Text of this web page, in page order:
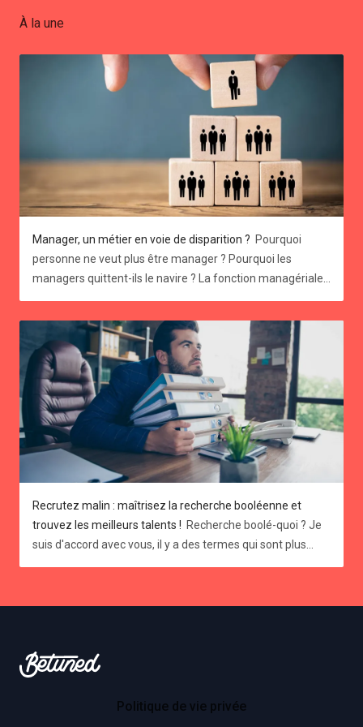
aussi nous contacter : amelie@betuned.be ou
0474548989
À la une
Manager, un métier en voie de disparition ? Pourquoi personne ne veut plus être manager ? Pourquoi les managers quittent-ils le navire ? La fonction managériale traverse actuellement une crise existentielle. En effet, un cadre sur cinq ne souhaite plus exercer de fonction d'encadrement, et ce chiffre monte à 70% chez les salariés qui ne veulent jamais devenir manager. Ces tendances sont encore plus prononcées chez la nouvelle génération, la fameuse Gen Z. Vous pourriez penser que vos offres d'emploi, parsemées de mots tels que "leadership", "coordination", "encadrement", ou de phrases comme "vous recruterez votre propre équipe", attirent davantage de talents. Mais en réalité, ce n'est pas si sûr. 👍 Pour ma génération, arrivée sur le marché du travail au début des années 2000, le management était perçu comme un objectif, un Graal, un accomplissement. Cependant, les vocations managériales se font de plus en plus rares. Pourquoi une telle indifférence, une telle désaffection pour le management d’équipe ? Comment l’imaginaire représentatif des jeunes cadres a-t-il pu en arriver là ? Et surtout, comment (re)donner envie pour les rôles d’encadrement en entreprise ? Quatre raisons pour lesquelles devenir manager ne fait plus autant rêver qu’avant 1. Une surcharge de travail et le poids des responsabilités Le rôle de manager est de plus en plus perçu comme stressant, principalement en raison de l'accélération du changement dans le contexte économique. Nous évoluons désormais dans un environnement VICA (Volatile, Incertain, Complexe et Ambigu), ce qui peut susciter des inquiétudes légitimes. → Concrètement, la pertinence des décisions stratégiques prises par un manager aujourd'hui n'est plus garantie. Les données et les situations peuvent évoluer rapidement, comme nous l'avons vu avec la crise du Covid et l'introduction de l'IA dans le monde professionnel. La gestion des équipes exige également des compétences en communication et en gestion des conflits, ce qui peut être source de stress pour ceux qui ne se sentent pas à l'aise dans ces domaines. 😥 L'ensemble de ces facteurs peut amener certains salariés à renoncer à des postes de management au profit de rôles moins exposés et moins contraignants, en attendant des jours meilleur s. 2 - L'autonomie des collaborateurs Les pratiques de travail évoluent vers des modèles moins hiérarchiques, où la décision n'est plus uniquement entre les mains des responsables, mais partagée de manière horizontale et transversale. On parle de désilotage des départements au sein d’une entreprise, d’équipes pluridisciplinaires. → Aux avants postes de cette mutation profonde, les équipes de développement informatique qui utilisent des méthodologies de type “agile”, et pour lesquelles les managers sont devenus des Scrum Masters, c’est-à-dire des facilitateurs plutôt que des donneurs d’ordre. Cette approche offre aux collaborateurs une plus grande liberté, sans la contrainte de devoir superviser les autres. Cette autonomie accrue leur permet de prendre des décisions plus facilement. Cependant, cette liberté peut parfois être un obstacle à leur engagement et à leur motivation, car elle peut entraîner une certaine distance et un sentiment de perte de lien avec l'équipe et l'entreprise. “Le télétravail a entamé la notion d’appartenance à l’entreprise, et poussé vers l’individualisme”, François Dupuy, sociologue du travail. 3 - La remise en question de l'image du métier de manager et de son prestige Traditionnellement perçu comme prestigieux, le rôle de manager est également associé à des responsabilités et un niveau de stress élevé. Cependant, les attentes vis-à-vis du travail ont considérablement évolué. En 2024, tant les collaborateurs que les managers recherchent des postes offrant un meilleur équilibre entre vie professionnelle et personnelle. Ils sont moins enclins à sacrifier leur bien-être et leur qualité de vie pour gravir les échelons hiérarchiques. → Cette transformation des attentes peut expliquer la baisse d'attrait pour les rôles de management. En effet, ces postes ne répondent pas toujours aux nouvelles priorités des travailleurs, axées sur le bien-être, l'équilibre et l'épanouissement au travail. Cette évolution de la perception du métier de manager reflète une prise de conscience plus générale de l'importance de la santé mentale et du bien-être dans l'environnement professionnel. 4 - La fidélisation par le management au sein des entreprises Le concept de carrière ne se limite plus à l'évolution dans la hiérarchie ou au maintien dans le même domaine d'activité. Brandir la carotte du management d'équipe est moins efficace qu'auparavant. Avec moins de carrières linéaires, les parcours professionnels suivent des chemins plus variés, influencés par des facteurs tels qu'internet et l'entrepreneuriat. Cette tendance s'est accentuée pendant la crise sanitaire, où de nombreux collaborateurs et managers ont décidé de changer de voie pour trouver une meilleure adéquation entre leurs valeurs personnelles et leur travail. → De nombreuses personnes recherchent désormais plus de sens dans leur travail, ce qui les amène à envisager des reconversions professionnelles. Certaines préfèrent même se mettre à leur compte plutôt que de gérer une équipe. 5 - L’attente de reconnaissance non satisfaite Durant la période du Covid-19, les managers ont consenti à des efforts considérables pour adapter le mode de travail, tant le leur que celui de leur équipe, au travail à distance. Malgré ces investissements, nombre d'entre eux ont le sentiment de ne pas être suffisamment reconnus pour leurs contributions. En effet, la gestion du travail à distance s'est ajoutée à leurs responsabilités existantes, générant ainsi une charge de travail accrue et de nouveaux défis à surmonter. → Cette situation peut engendrer chez les managers un sentiment d'injustice et de démotivation, les amenant à exprimer un besoin accru de reconnaissance et de soutien dans leurs efforts. Il faut “associer les managers aux réflexions stratégiques, plutôt que de les cantonner à un rôle de passe-plat. Il s’agit aussi de redonner à leur fonction ses lettres de noblesse, et d’en faire des acteurs de la transformation de l’entreprise” Camille Clausier, consultante RH. 7 idées pour redonner l’envie d’avoir envie de manager en entreprise Le management est un pilier essentiel du succès d'une entreprise. Attirer et fidéliser des talents à ce poste est donc un enjeu crucial. Mais comment donner envie aux salariés de franchir le pas et d'endosser ce rôle aux multiples responsabilités ? Identifiez les signes précurseurs chez vos managers → Soyez attentifs aux signes physiques, psychologiques et émotionnels d'épuisement chez vos managers avant que la situation ne devienne critique. Offrez un soutien opérationnel à vos managers → Rien de plus bénéfique que des collègues qui comprennent le contexte pour soutenir d'autres managers. Établissez donc une communauté managériale solide au sein de l’entreprise pour favoriser le lien social et éviter le sentiment d'isolement. En effet, eux aussi peuvent ressentir cette sensation d'être seuls. « Des entreprises généralisent aussi le Codev (codéveloppement professionnel), un outil de résolution des problèmes basé sur l’intelligence collective. Un manager peut l’activer à tout moment, quand il en a besoin, face à une situation complexe, en interrogeant un collègue » André Turba - Directeur Général Oresys Formation et développement → Devenir manager ne s'improvise pas, cela s’apprend. Il est essentiel de proposer aux candidats un accompagnement personnalisé pour les préparer à ce nouveau rôle. Cela peut prendre la forme de formations en management et leadership, de programmes de mentorat, de coaching individuel ou de mise en situation progressive. L'objectif est de leur donner les outils et les compétences nécessaires pour réussir dans leur nouvelle fonction. Comprendre les motivations individuelles → Tout le monde n’a pas envie d’être calife à la place du calife. Certains recherchent de nouveaux défis et une évolution de carrière, tandis que d'autres aspirent à développer une expertise ou à avoir un impact plus important au sein de leur équipe. Il est important de cerner les aspirations individuelles pour proposer des trajectoires professionnelles cohérentes. Flexibilité et équilibre vie professionnelle-vie personnelle → Flexibilité et équilibre vie professionnelle-vie personnelle → Proposez des organisations de travail flexibles qui permettent aux managers de concilier plus facilement leur vie professionnelle et personnelle. Cela peut inclure du télétravail, des horaires flexibles ou des congés payés supplémentaires. Veillez à ce qu’ils maintiennent un équilibre entre vie professionnelle et vie personnelle en les aidant aussi à exercer leur droit à la déconnexion Communiquer sur les opportunités de carrière pour susciter les vocations plutôt que de les imposer → Il est important de communiquer clairement sur les opportunités de carrière offertes aux managers au sein de l'entreprise. Cela peut se faire par le partage d'expériences de managers, la présentation des différents parcours possibles et la mise en avant des perspectives d'évolution. En informant les salariés sur les possibilités qui s'offrent à eux, l'entreprise suscite leur intérêt et les encourage à envisager une carrière managériale. Proposer de tester la fonction de manager ? → Proposer des périodes d'essai pour le rôle de manager peut être une solution efficace pour attirer de nouveaux talents et motiver les collaborateurs actuels. Cette approche permet aux employés de découvrir les responsabilités et les défis du management, tout en offrant à l'entreprise la possibilité d'évaluer leurs compétences et leur potentiel. Cela peut également contribuer à réduire le sentiment de risque et d'engagement à long terme associé au passage à un poste de management. Vous souhaitez prendre une longueur d'avance sur vos concurrents et optimiser votre processus de recrutement ? Betuned vous accompagne avec : 
Recrutez malin : maîtrisez la recherche booléenne et
trouvez les meilleurs talents ! Recherche boolé-quoi ? Je
suis d'accord avec vous, il y a des termes qui sont plus
fondamentaux ! Cette méthode de recherche avancée
peut sembler complexe, mais elle offre une façon efficace
de trouver des candidats qualifiés sur les plateformes en
Betuned
Politique de vie privée